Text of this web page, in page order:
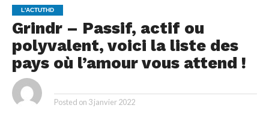
L'ACTUTHD
Grindr – Passif, actif ou
polyvalent, voici la liste des
pays où l’amour vous attend !
Posted on 3 janvier 2022